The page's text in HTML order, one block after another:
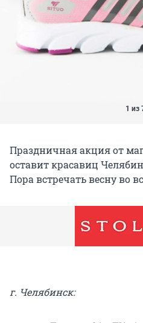
1 из
Праздничная акция от
оставит красавиц
Пора встречать весну во
г. Челябинск: